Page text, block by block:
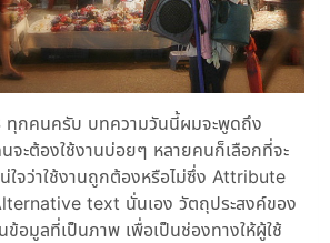
ทุกคนครับ บทความวันนี้ผมจะพูดถึง
ะต้องใช้งานบ่อยๆ หลายคนก็เลือกที่จะ
ใจว่าใช้งานถูกต้องหรือไม่ซึ่ง Attribute
text นั่นเอง วัตถุประสงค์ของ
ข้อมูลที่เป็นภาพ เพื่อเป็นช่องทางให้ผู้ใช้